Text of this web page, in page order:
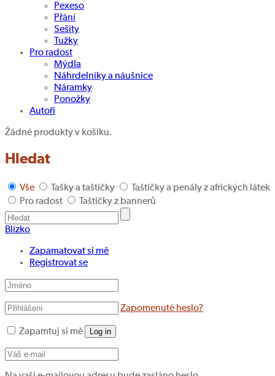
Pexeso
Přání
Sešity
Tužky
Pro radost
Mýdla
Náhrdelníky a náušnice
Náramky
Ponožky
Autoři
Žádné produkty v košíku.
Hledat
Vše Tašky a taštičky
Taštičky a penály z afrických látek
Pro radost
Taštičky z bannerů
Blízko
Zapamatovat si mě
Registrovat se
Zapomenuté heslo?
Zapamtuj si mě Log in